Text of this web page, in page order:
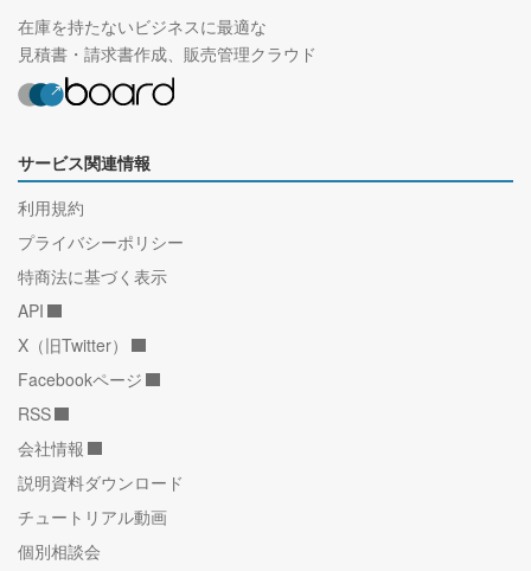
在庫を持たないビジネスに最適な
見積書・請求書作成、販売管理クラウド
サービス関連情報
利用規約
プライバシーポリシー
特商法に基づく表示
API
X（旧Twitter）
Facebookページ
RSS
会社情報
説明資料ダウンロード
チュートリアル動画
個別相談会